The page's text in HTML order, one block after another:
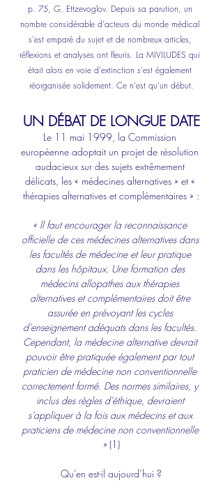
p. 75, G. Ettzevoglov. Depuis sa parution, un
nombre considérable d'acteurs du monde médical
s'est emparé du sujet et de nombreux articles,
réflexions et analyses ont fleuris. La MIVILUDES qui
était alors en voie d'extinction s'est également
réorganisée solidement. Ce n'est qu'un début.
UN DÉBAT DE LONGUE DATE
Le 11 mai 1999, la Commission
européenne adoptait un projet de résolution
audacieux sur des sujets extrêmement
délicats, les « médecines alternatives » et «
thérapies alternatives et complémentaires » :
« ll faut encourager la reconnaissance
officielle de ces médecines alternatives dans
les facultés de médecine et leur pratique
dans les hôpitaux. Une formation des
médecins allopathes aux thérapies
alternatives et complémentaires doit être
assurée en prévoyant les cycles
d’enseignement adéquats dans les facultés.
Cependant, la médecine alternative devrait
pouvoir être pratiquée également par tout
praticien de médecine non conventionnelle
correctement formé. Des normes similaires, y
inclus des règles d’éthique, devraient
s’appliquer à la fois aux médecins et aux
praticiens de médecine non conventionnelle
» (1)
Qu’en est-il aujourd’hui ?